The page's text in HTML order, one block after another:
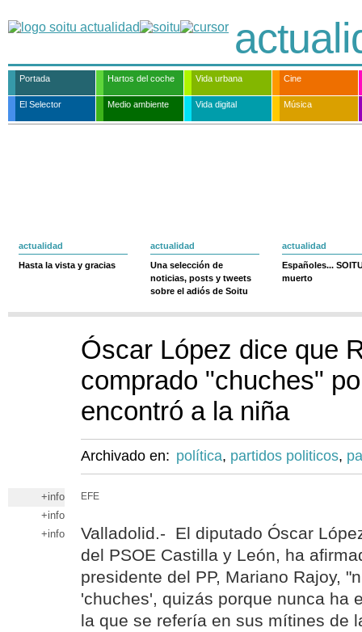
Portada Hartos del coche Vida urbana Cine
El Selector Medio ambiente Vida digital Música
actualidad
Hasta la vista y gracias
actualidad
Una selección de
noticias, posts y tweets
sobre el adiós de Soitu
actualidad
Españoles...
muerto
Óscar López dice que
comprado "chuches"
encontró a la niña
Archivado en: política, partidos politicos,
+info
+info
+info
EFE
Valladolid.- El diputado Óscar
del PSOE Castilla y León, ha
presidente del PP, Mariano Rajoy,
'chuches', quizás porque nunca ha
la que se refería en sus mítines de